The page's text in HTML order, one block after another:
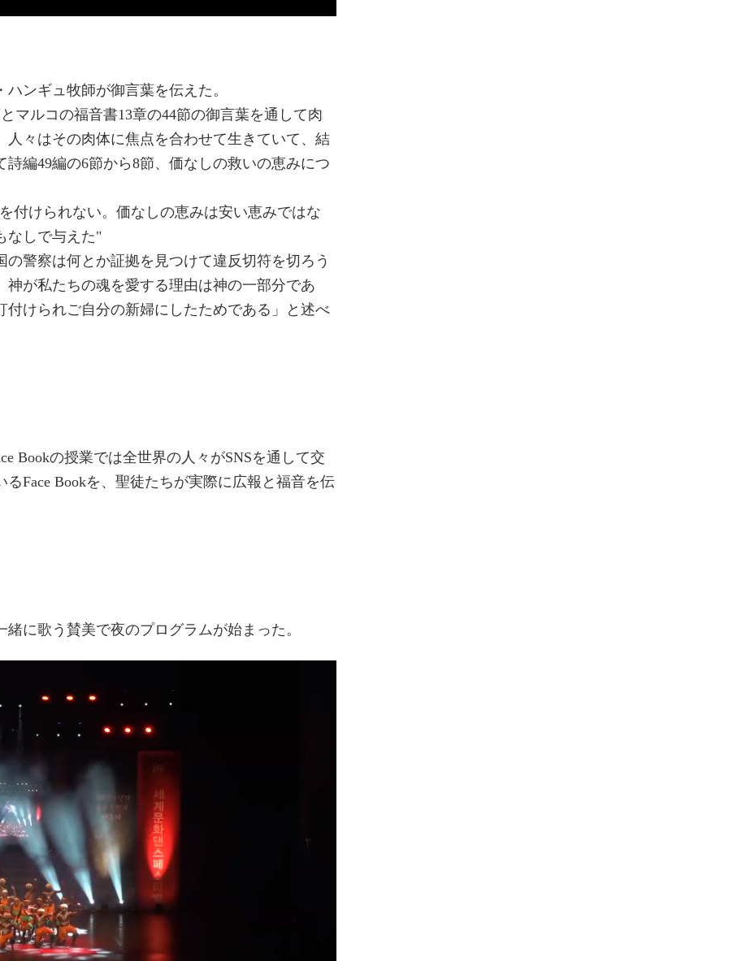
ンギュ牧師が御言葉を伝えた。
マルコの福音書13章の44節の御言葉を通して肉
々はその肉体に焦点を合わせて生きていて、結
編49編の6節から8節、価なしの救いの恵みにつ
付けられない。価なしの恵みは安い恵みではな
なしで与えた"
警察は何とか証拠を見つけて違反切符を切ろう
が私たちの魂を愛する理由は神の一部分であ
けられご自分の新婦にしたためである」と述べ
Bookの授業では全世界の人々がSNSを通して交
Face Bookを、聖徒たちが実際に広報と福音を伝
に歌う賛美で夜のプログラムが始まった。